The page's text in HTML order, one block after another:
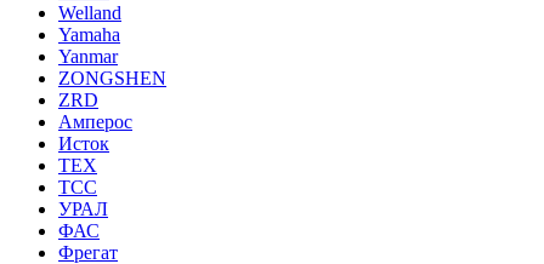
Welland
Yamaha
Yanmar
ZONGSHEN
ZRD
Амперос
Исток
ТЕХ
ТСС
УРАЛ
ФАС
Фрегат